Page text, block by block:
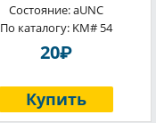
Состояние: aUNC
По каталогу: KM# 54
20P
Купить